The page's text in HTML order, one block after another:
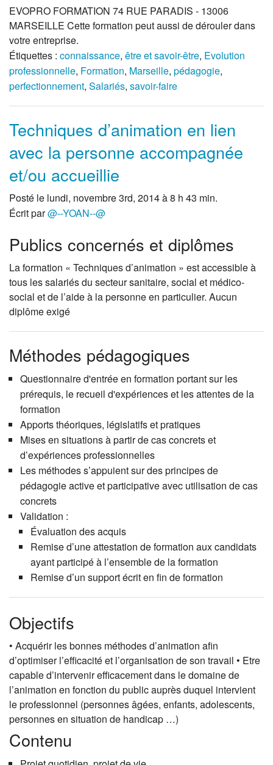
EVOPRO FORMATION 74 RUE PARADIS - 13006
MARSEILLE Cette formation peut aussi de dérouler dans
votre entreprise.
Étiquettes : connaissance, être et savoir-être, Evolution
professionnelle, Formation, Marseille, pédagogie,
perfectionnement, Salariés, savoir-faire
Techniques d’animation en lien
avec la personne accompagnée
et/ou accueillie
Posté le lundi, novembre 3rd, 2014 à 8 h 43 min.
Écrit par@--YOAN--@
Publics concernés et diplômes
La formation « Techniques d’animation » est accessible à
tous les salariés du secteur sanitaire, social et médico-
social et de l’aide à la personne en particulier. Aucun
diplôme exigé
Méthodes pédagogiques
Questionnaire d'entrée en formation portant sur les
prérequis, le recueil d'expériences et les attentes de la
formation
Apports théoriques, législatifs et pratiques
Mises en situations à partir de cas concrets et
d’expériences professionnelles
Les méthodes s’appuient sur des principes de
pédagogie active et participative avec utilisation de cas
concrets
Validation :
Évaluation des acquis
Remise d’une attestation de formation aux candidats
ayant participé à l’ensemble de la formation
Remise d’un support écrit en fin de formation
Objectifs
• Acquérir les bonnes méthodes d’animation afin
d’optimiser l’efficacité et l’organisation de son travail • Etre
capable d’intervenir efficacement dans le domaine de
l’animation en fonction du public auprès duquel intervient
le professionnel (personnes âgées, enfants, adolescents,
personnes en situation de handicap …)
Contenu